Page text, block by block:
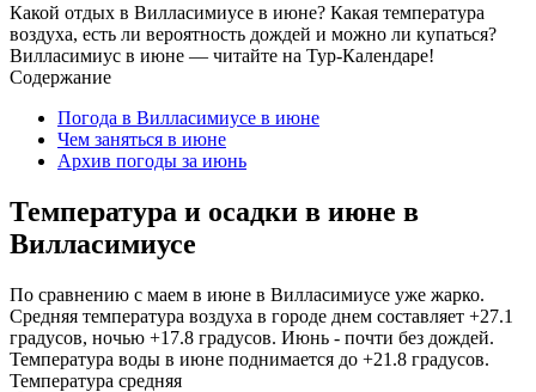
Какой отдых в Вилласимиусе в июне? Какая температура
воздуха, есть ли вероятность дождей и можно ли купаться?
Вилласимиус в июне — читайте на Тур-Календаре!
Содержание
Погода в Вилласимиусе в июне
Чем заняться в июне
Архив погоды за июнь
Температура и осадки в июне в
Вилласимиусе
По сравнению с маем в июне в Вилласимиусе уже жарко.
Средняя температура воздуха в городе днем составляет +27.1
градусов, ночью +17.8 градусов. Июнь - почти без дождей.
Температура воды в июне поднимается до +21.8 градусов.
Температура средняя